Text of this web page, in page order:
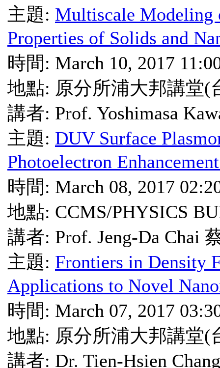
主題: Multiscale Modeling
Properties of Solids and
時間: March 10, 2017
地點: 原分所浦大邦講堂(
講者: Prof. Yoshimasa
主題: DUV Surface
Photoelectron
時間: March 08, 2017
地點: CCMS/PHYSICS
講者: Prof. Jeng-Da Chai
主題: Frontiers in Density
Applications to Novel
時間: March 07, 2017
地點: 原分所浦大邦講堂(
講者: Dr. Tien-Hsien